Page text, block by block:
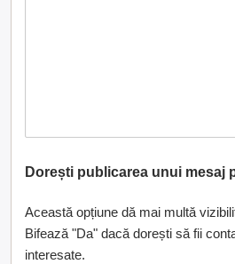
Dorești publicarea unui mesaj
Această opțiune dă mai multă
Bifează "Da" dacă dorești să fii
interesate.